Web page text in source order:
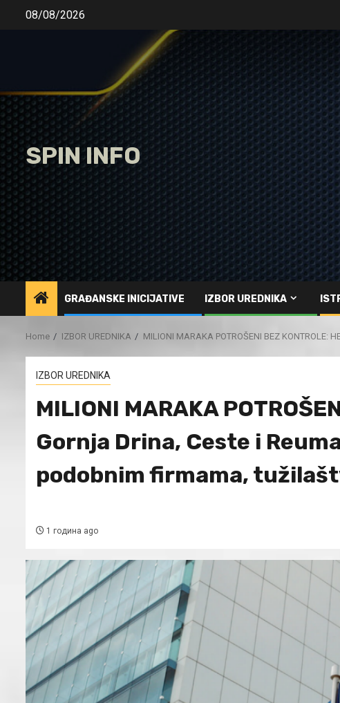
08/08/2026
SPIN INFO
GRAĐANSKE INICIJATIVE IZBOR UREDNIKA
Home IZBOR UREDNIKA MILIONI MARAKA POTROŠENI BEZ
IZBOR UREDNIKA
MILIONI MARAKA
Gornja Drina, Ceste i
podobnim firmama,
1 година ago